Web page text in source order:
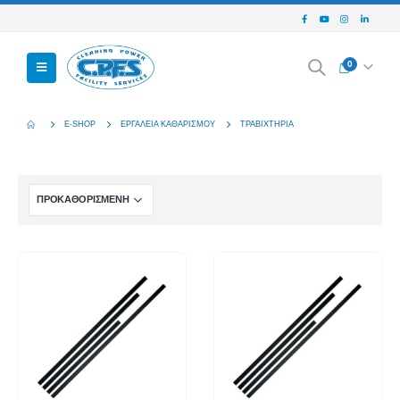
0
E-SHOP ΕΡΓΑΛΕΊΑ ΚΑΘΑΡΙΣΜΟΎ ΤΡΑΒΙΧΤΉΡΙΑ